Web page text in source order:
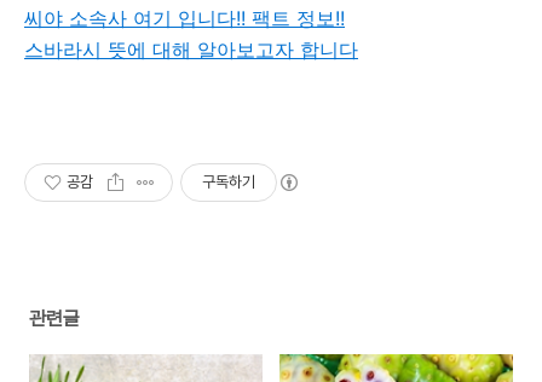
씨야 소속사 여기 입니다!! 팩트 정보!!
스바라시 뜻에 대해 알아보고자 합니다
공감 구독하기
관련글